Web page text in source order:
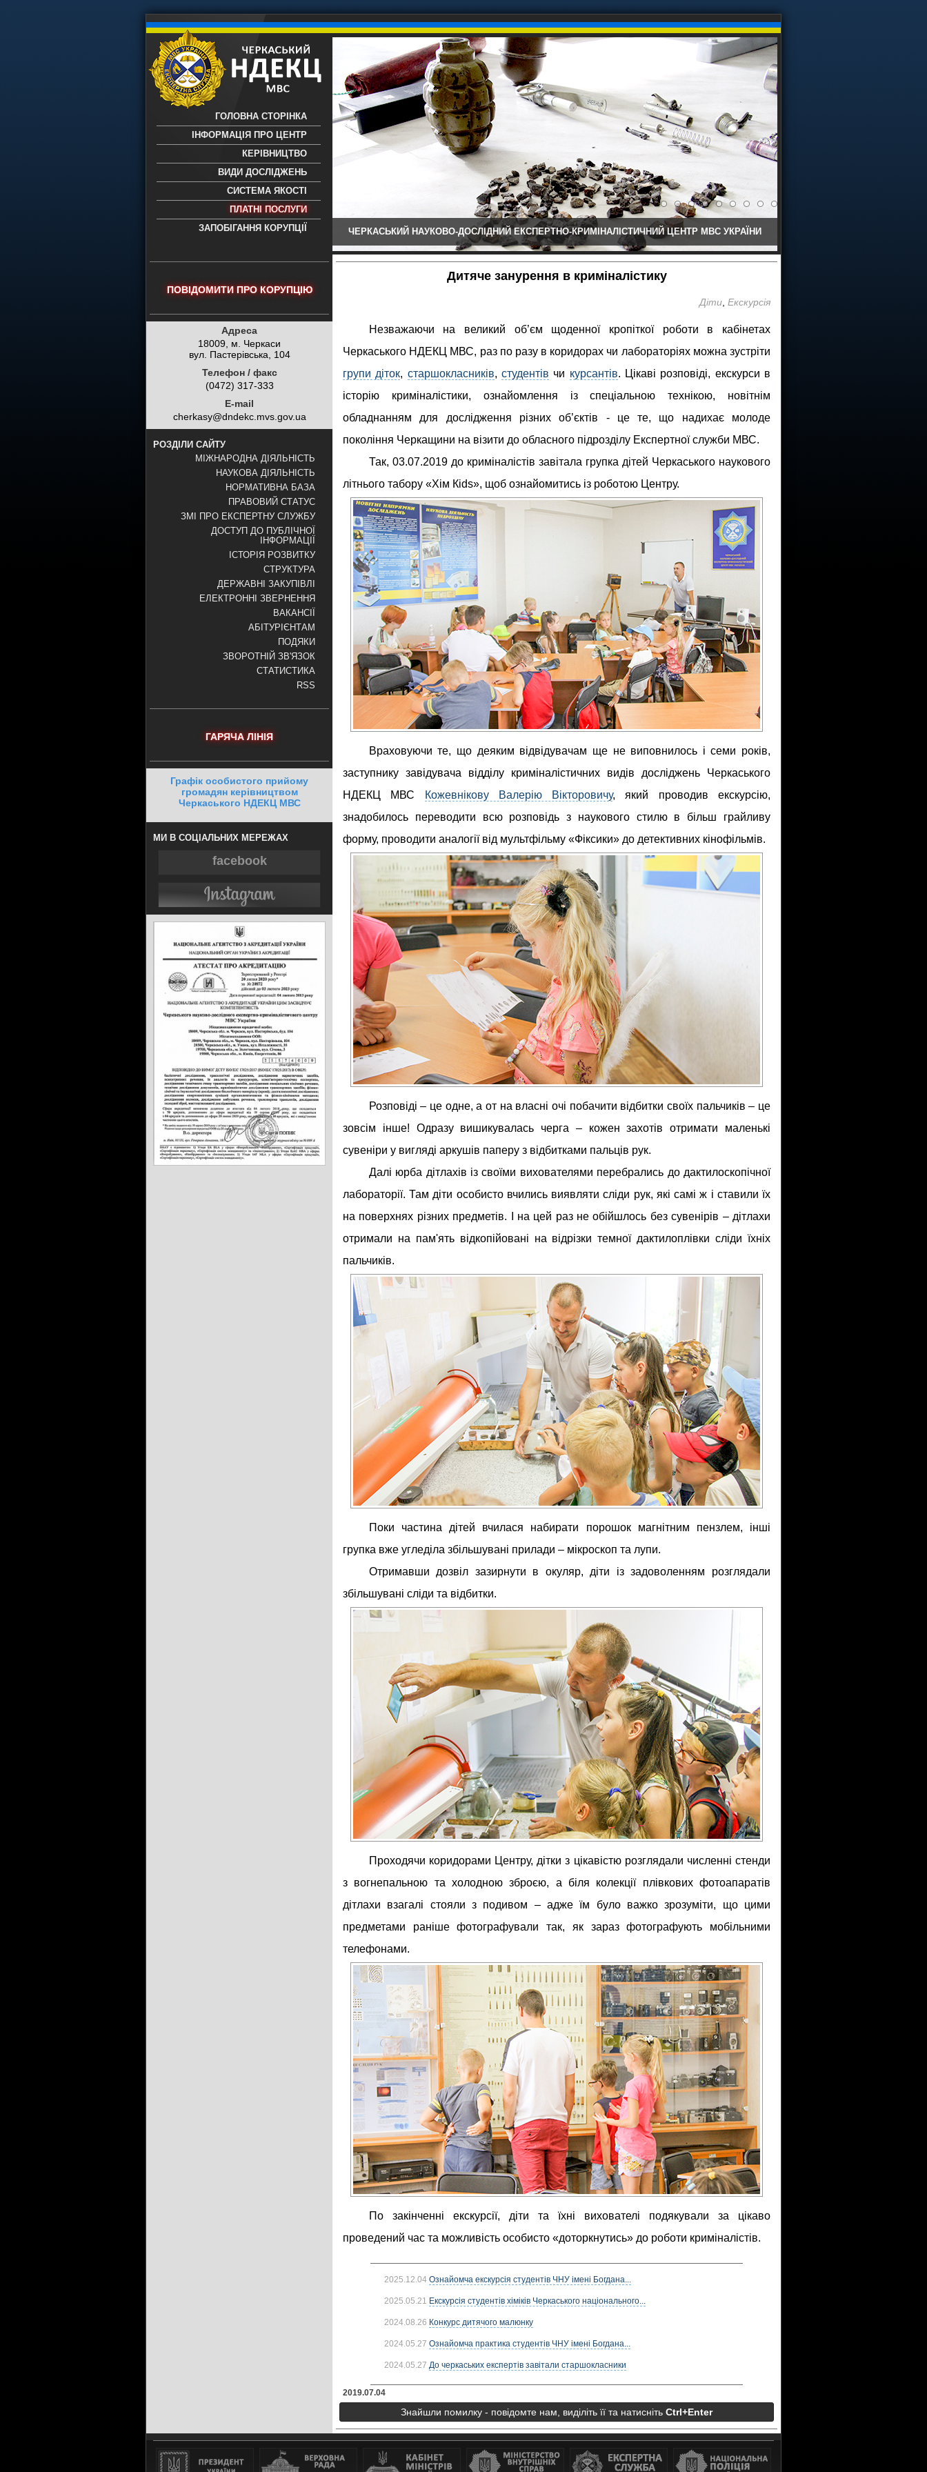
науково-дослідний експертно-
- проведення всих видів судових
експертиз
ГОЛОВНА СТОРІНКА
ІНФОРМАЦІЯ ПРО ЦЕНТР
КЕРІВНИЦТВО
ВИДИ ДОСЛІДЖЕНЬ
СИСТЕМА ЯКОСТІ
ПЛАТНІ ПОСЛУГИ
ЗАПОБІГАННЯ КОРУПЦІЇ
ЧЕРКАСЬКИЙ НАУКОВО-ДОСЛІДНИЙ ЕКСПЕРТНО-КРИМІНАЛІСТИЧНИЙ ЦЕНТР МВС УКРАЇНИ
ПОВІДОМИТИ ПРО КОРУПЦІЮ
Адреса
18009, м. Черкаси
вул. Пастерівська, 104
Телефон / факс
(0472) 317-333
E-mail
cherkasy@dndekc.mvs.gov.ua
РОЗДІЛИ САЙТУ
МІЖНАРОДНА ДІЯЛЬНІСТЬ
НАУКОВА ДІЯЛЬНІСТЬ
НОРМАТИВНА БАЗА
ПРАВОВИЙ СТАТУС
ЗМІ ПРО ЕКСПЕРТНУ СЛУЖБУ
ДОСТУП ДО ПУБЛІЧНОЇ
ІНФОРМАЦІЇ
ІСТОРІЯ РОЗВИТКУ
СТРУКТУРА
ДЕРЖАВНІ ЗАКУПІВЛІ
ЕЛЕКТРОННІ ЗВЕРНЕННЯ
ВАКАНСІЇ
АБІТУРІЄНТАМ
ПОДЯКИ
ЗВОРОТНІЙ ЗВ'ЯЗОК
СТАТИСТИКА
RSS
ГАРЯЧА ЛІНІЯ
Графік особистого прийому
громадян керівництвом
Черкаського НДЕКЦ МВС
МИ В СОЦІАЛЬНИХ МЕРЕЖАХ
facebook
Дитяче занурення в криміналістику
Діти Екскурсія
Незважаючи на великий об’єм щоденної кропіткої роботи в кабінетах
Черкаського НДЕКЦ МВС, раз по разу в коридорах чи лабораторіях можна зустріти
групи діток, старшокласників,студентів чи курсантів. Цікаві розповіді, екскурси в
історію криміналістики, ознайомлення із спеціальною технікою, новітнім
обладнанням для дослідження різних об’єктів - це те, що надихає молоде
покоління Черкащини на візити до обласного підрозділу Експертної служби МВС.
Так, 03.07.2019 до криміналістів завітала групка дітей Черкаського наукового
літнього табору «Хім Кіds», щоб ознайомитись із роботою Центру.
Враховуючи те, що деяким відвідувачам ще не виповнилось і семи років,
заступнику завідувача відділу криміналістичних видів досліджень Черкаського
НДЕКЦ МВС
Кожевнікову Валерію Вікторовичу, який проводив екскурсію,
знадобилось переводити всю розповідь з наукового стилю в більш грайливу
форму, проводити аналогії від мультфільму «Фіксики» до детективних кінофільмів.
Розповіді – це одне, а от на власні очі побачити відбитки своїх пальчиків – це
зовсім інше! Одразу вишикувалась черга – кожен захотів отримати маленькі
сувеніри у вигляді аркушів паперу з відбитками пальців рук.
Далі юрба дітлахів із своїми вихователями перебрались до дактилоскопічної
лабораторії. Там діти особисто вчились виявляти сліди рук, які самі ж і ставили їх
на поверхнях різних предметів. І на цей раз не обійшлось без сувенірів – дітлахи
отримали на пам'ять відкопійовані на відрізки темної дактилоплівки сліди їхніх
пальчиків.
Поки частина дітей вчилася набирати порошок магнітним пензлем, інші
групка вже угледіла збільшувані прилади – мікроскоп та лупи.
Отримавши дозвіл зазирнути в окуляр, діти із задоволенням розглядали
збільшувані сліди та відбитки.
Проходячи коридорами Центру, дітки з цікавістю розглядали численні стенди
з вогнепальною та холодною зброєю, а біля колекції плівкових фотоапаратів
дітлахи взагалі стояли з подивом – адже їм було важко зрозуміти, що цими
предметами раніше фотографували так, як зараз фотографують мобільними
телефонами.
По закінченні екскурсії, діти та їхні вихователі подякували за цікаво
проведений час та можливість особисто «доторкнутись» до роботи криміналістів.
2025.12.04 Ознайомча екскурсія студентів ЧНУ імені Богдана...
2025.05.21 Екскурсія студентів хіміків Черкаського національного...
2024.08.26 Конкурс дитячого малюнку
2024.05.27 Ознайомча практика студентів ЧНУ імені Богдана...
2024.05.27 До черкаських експертів завітали старшокласники
2019.07.04
Знайшли помилку - повідомте нам, виділіть її та натисніть Ctrl+Enter